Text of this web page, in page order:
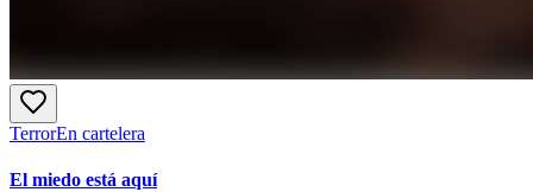
TerrorEn cartelera
El miedo está aquí